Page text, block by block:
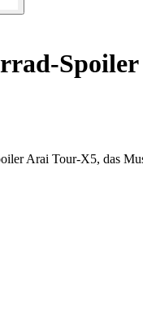
Spoiler
Arai Tour-X5, das